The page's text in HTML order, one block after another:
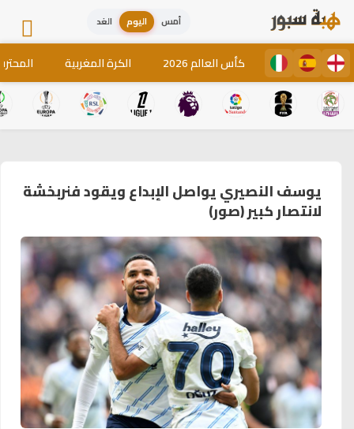
أمس اليوم الغد
كأس العالم 2026 الكرة المغربية
يوسف النصيري يواصل الإبداع ويقود فنربخشة
لانتصار كبير (صور)